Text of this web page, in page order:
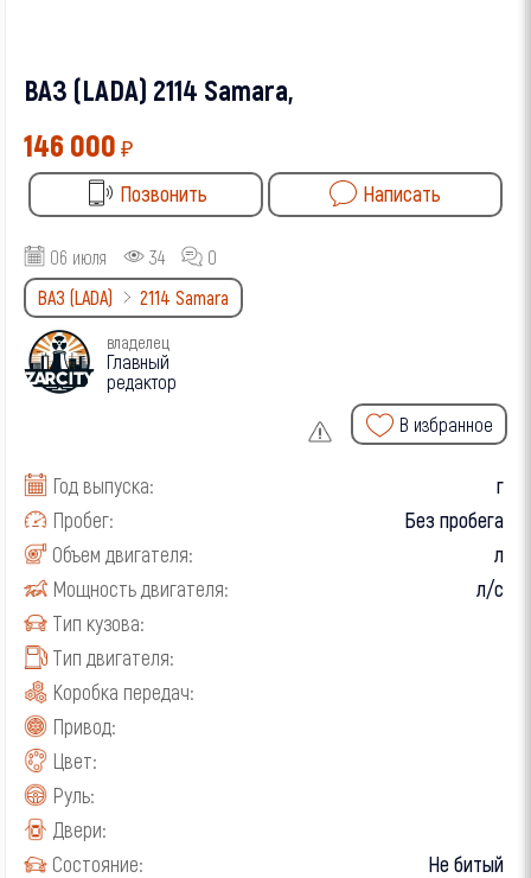
ВАЗ (LADA) 2114 Samara,
146 000 ₽
Позвонить
Написать
06 июля 34
0
ВАЗ (LADA)
2114 Samara
владелец
Главный
редактор
В избранное
Год выпуска:
г
Пробег:
Без пробега
Объем двигателя:
л
Мощность двигателя:
л/с
Тип кузова:
Тип двигателя:
Коробка передач:
Привод:
Цвет:
Руль:
Двери:
Состояние:
Не битый